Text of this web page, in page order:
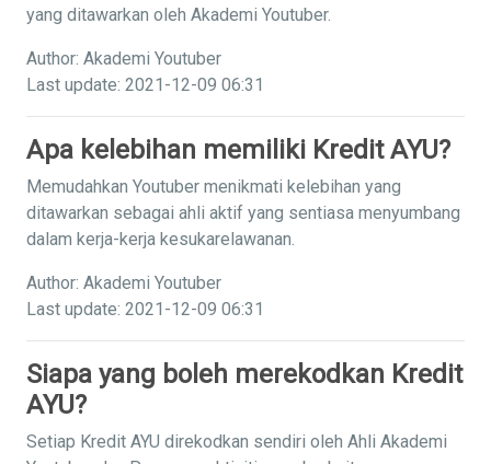
yang ditawarkan oleh Akademi Youtuber.
Author: Akademi Youtuber
Last update: 2021-12-09 06:31
Apa kelebihan memiliki Kredit AYU?
Memudahkan Youtuber menikmati kelebihan yang
ditawarkan sebagai ahli aktif yang sentiasa menyumbang
dalam kerja-kerja kesukarelawanan.
Author: Akademi Youtuber
Last update: 2021-12-09 06:31
Siapa yang boleh merekodkan Kredit
AYU?
Setiap Kredit AYU direkodkan sendiri oleh Ahli Akademi